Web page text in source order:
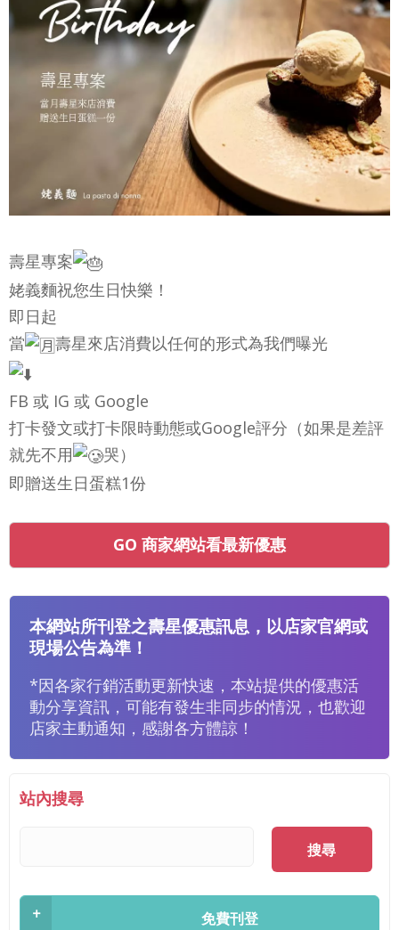
壽星專案
姥義麵祝您生日快樂！
即日起
當
壽星來店消費以任何的形式為我們曝光
FB 或 IG 或 Google
打卡發文或打卡限時動態或Google評分（如果是差評
就先不用
哭）
即贈送生日蛋糕1份
GO 商家網站看最新優惠
本網站所刊登之壽星優惠訊息，以店家官網或
現場公告為準！
*因各家行銷活動更新快速，本站提供的優惠活
動分享資訊，可能有發生非同步的情況，也歡迎
店家主動通知，感謝各方體諒！
站內搜尋
搜尋
+ 免費刊登